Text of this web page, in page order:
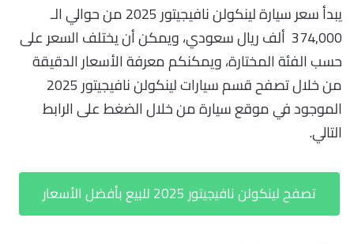
يبدأ سعر سيارة لينكولن نافيجيتور 2025 من حوالي الـ
374,000 ألف ريال سعودي، ويمكن أن يختلف السعر على
حسب الفئة المختارة، ويمكنكم معرفة الأسعار الدقيقة
من خلال تصفح قسم سيارات لينكولن نافيجيتور 2025
الموجود في موقع سيارة من خلال الضغط على الرابط
التالي.
تصفح لينكولن نافيجيتور 2025 للبيع بأفضل الأسعار